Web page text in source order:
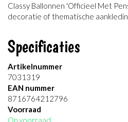
Classy Ballonnen 'Officieel Met
decoratie of thematische
Specificaties
Artikelnummer
7031319
EAN nummer
8716764212796
Voorraad
Op voorraad